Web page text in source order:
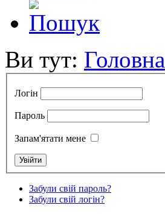
Ви тут: Головна
Логін
Пароль
Запам'ятати мене
Забули свій пароль?
Забули свій логін?